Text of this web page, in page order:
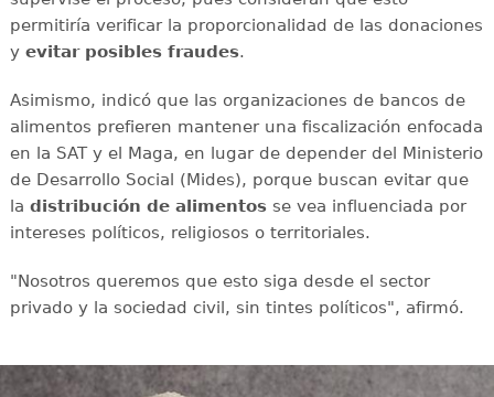
permitiría verificar la proporcionalidad de las donaciones
y evitar posibles fraudes.
Asimismo, indicó que las organizaciones de bancos de
alimentos prefieren mantener una fiscalización enfocada
en la SAT y el Maga, en lugar de depender del Ministerio
de Desarrollo Social (Mides), porque buscan evitar que
la distribución de alimentosse vea influenciada por
intereses políticos, religiosos o territoriales.
"Nosotros queremos que esto siga desde el sector
privado y la sociedad civil, sin tintes políticos", afirmó.